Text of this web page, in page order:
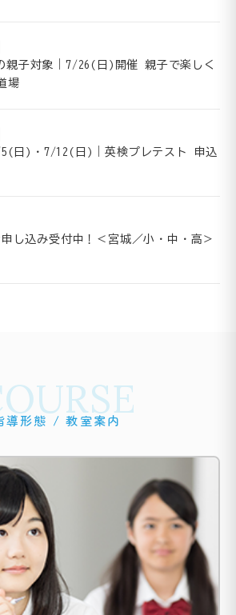
親子対象｜7/26(日)開催 親子で楽しく
場
5(日)・7/12(日)｜英検プレテスト 申込
申し込み受付中！＜宮城／小・中・高＞
導形態 / 教室案内